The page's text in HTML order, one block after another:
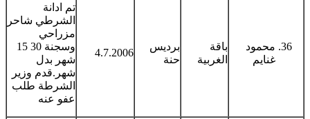
محمود
غنايم
باقة
الغربية
برديس
حنة
4.7.2006
تم ادانة
الشرطي شاحر
مزراحي
وسجنة 30 15
شهر بدل
شهر.قدم وزير
الشرطة طلب
عفو عنه